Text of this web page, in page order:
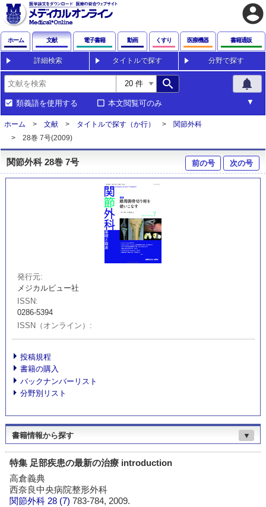
account_circle
ホーム 文献 電子書籍 動画 くすり 医療機器 書籍通販
詳細検索 タイトルで探す 分野で探す
search notifications
類義語を使用する 本文閲覧可のみ
ホーム 文献 タイトルで探す（か行）
関節外科
28巻 7号(2009)
関節外科 28巻 7号 前の号 次の号
発行元
メジカルビュー社
ISSN
0286-5394
ISSN（オンライン）
投稿規程
書籍の購入
バックナンバーリスト
分野別リスト
書籍情報から探す ▼
特集 足部疾患の最新の治療 introduction
高倉義典
西奈良中央病院整形外科
関節外科 28 (7)783-784, 2009.